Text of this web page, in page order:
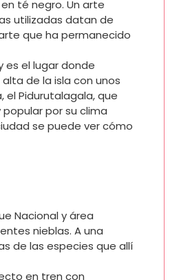
té negro. Un arte
utilizadas datan de
que ha permanecido
es el lugar donde
de la isla con unos
el Pidurutalagala, que
por su clima
se puede ver cómo
Nacional y área
nieblas. A una
de las especies que allí
en tren con